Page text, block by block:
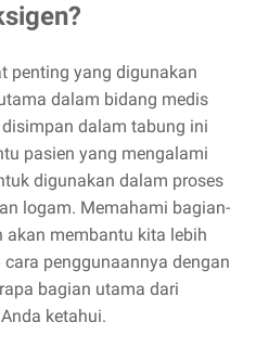
penting yang digunakan
dalam bidang medis
dalam tabung ini
pasien yang mengalami
digunakan dalam proses
logam. Memahami bagian-
akan membantu kita lebih
penggunaannya dengan
bagian utama dari
ketahui.